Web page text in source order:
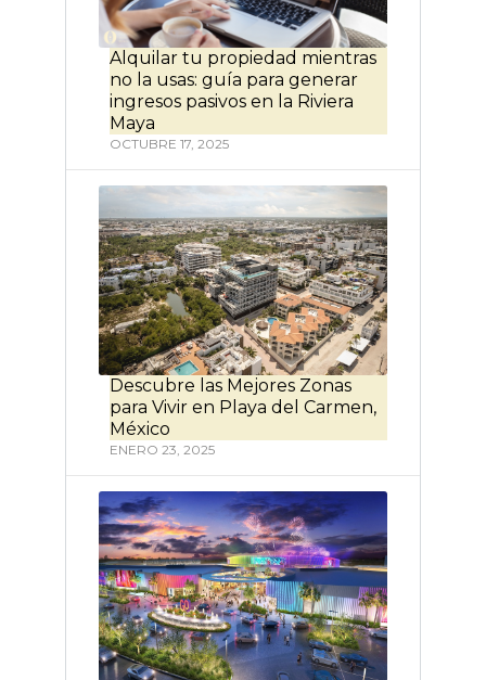
Alquilar tu propiedad mientras
no la usas: guía para generar
ingresos pasivos en la Riviera
Maya
OCTUBRE 17, 2025
Descubre las Mejores Zonas
para Vivir en Playa del Carmen,
México
ENERO 23, 2025